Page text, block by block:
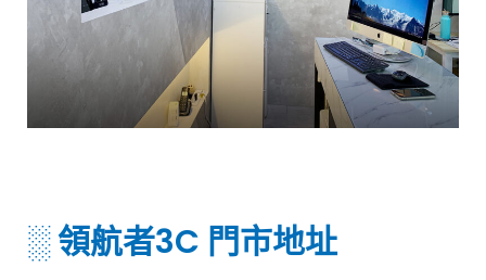
░ 領航者3C 門市地址